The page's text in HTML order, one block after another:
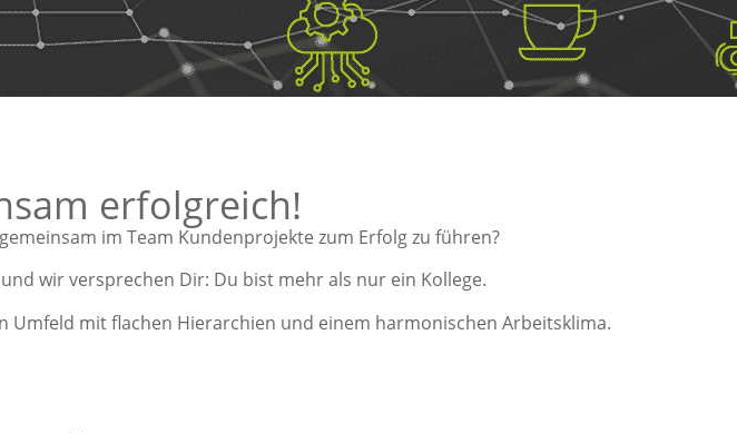
Ich bin HK.DIGITAL
Seit mehreren Jahrzehnten begleite ich in
unterschiedlichen Sales-, Marketing- und
geschäftsführenden Positionen die
Entwicklung von Technologieunternehmen.
erfolgreich!
im Team Kundenprojekte zum Erfolg zu führen?
wir versprechen Dir: Du bist mehr als nur ein Kollege.
mit flachen Hierarchien und einem harmonischen Arbeitsklima.